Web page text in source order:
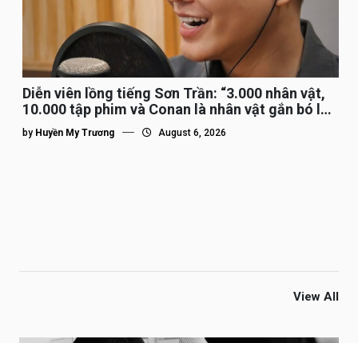
Diễn viên lồng tiếng Sơn Trần: “3.000 nhân vật,
10.000 tập phim và Conan là nhân vật gắn bó lâu
nhất”
by Huyền My Trương August 6, 2026
View All